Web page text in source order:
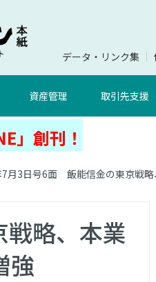
データ・リンク集
資産管理 取引先支援
」創刊！
7月3日号6面 飯能信金の東京戦
略、本業
強